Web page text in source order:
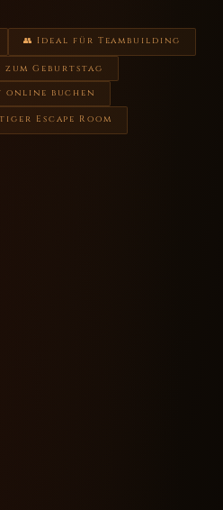
👥 Ideal für Teambuilding
zum Geburtstag
online buchen
Escape Room